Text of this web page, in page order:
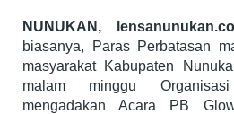
NUNUKAN,
biasanya, Paras Perbatasan
masyarakat Kabupaten
malam minggu
mengadakan Acara PB